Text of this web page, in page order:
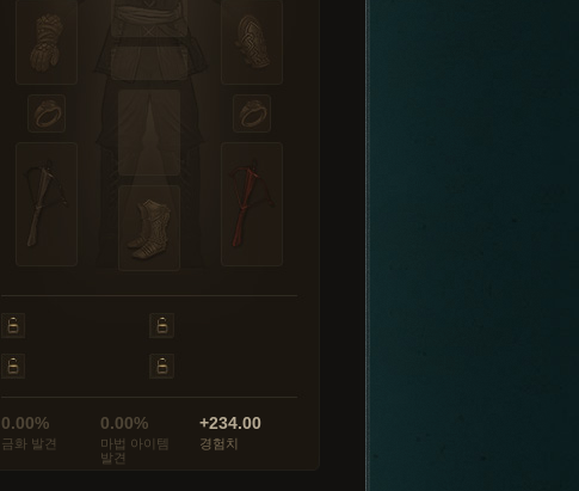
0.00%
금화 발견
0.00%
마법 아이템
발견
+234.00
경험치